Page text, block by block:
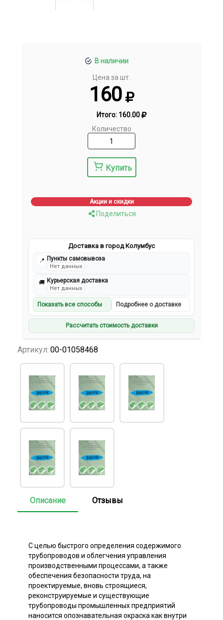
В наличии
Цена за шт.
160
Итого: 160.00
Количество
Купить
Акции и скидки
Поделиться
Доставка в город Колумбус
📍 Пункты самовывоза
Нет данных
🚚 Курьерская доставка
Нет данных
Показать все способы Подробнее о доставке
Рассчитать стоимость доставки
Артикул: 00-01058468
Описание Отзывы
С целью быстрого определения содержимого
трубопроводов и облегчения управления
производственными процессами, а также
обеспечения безопасности труда, на
проектируемые, вновь строящиеся,
реконструируемые и существующие
трубопроводы промышленных предприятий
наносится опознавательная окраска как внутри